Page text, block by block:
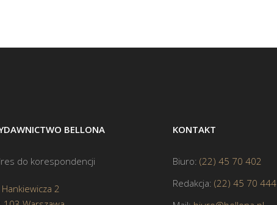
BELLONA
do korespondencji
2
KONTAKT
Biuro: (22) 45 70 402
Redakcja: (22) 45 70 444